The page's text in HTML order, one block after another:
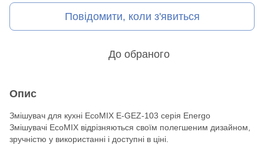
Повідомити, коли з'явиться
До обраного
Опис
Змішувач для кухні EcoMIX E-GEZ-103 серія Energo
Змішувачі EcoMIX відрізняються своїм полегшеним дизайном,
зручністю у використанні і доступні в ціні.